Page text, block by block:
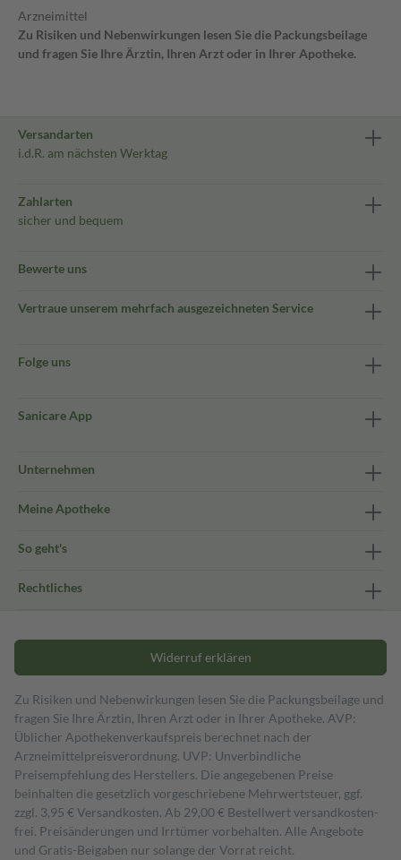
Arzneimittel
Zu Risiken und Nebenwirkungen lesen Sie die Packungsbeilage
und fragen Sie Ihre Ärztin, Ihren Arzt oder in Ihrer Apotheke.
Versandarten
i.d.R. am nächsten Werktag
Zahlarten
sicher und bequem
Bewerte uns
Vertraue unserem mehrfach ausgezeichneten Service
Folge uns
Sanicare App
Unternehmen
Meine Apotheke
So geht's
Rechtliches
Widerruf erklären
Zu Risiken und Nebenwirkungen lesen Sie die Packungsbeilage und
fragen Sie Ihre Ärztin, Ihren Arzt oder in Ihrer Apotheke. AVP:
Üblicher Apothekenverkaufspreis berechnet nach der
Arzneimittelpreisverordnung. UVP: Unverbindliche
Preisempfehlung des Herstellers. Die angegebenen Preise
beinhalten die gesetzlich vorgeschriebene Mehrwertsteuer, ggf.
zzgl. 3,95 € Versandkosten. Ab 29,00 € Bestell­wert versand­kosten­
frei. Preisänderungen und Irrtümer vorbehalten. Alle Angebote
und Gratis-Beigaben nur solange der Vorrat reicht.